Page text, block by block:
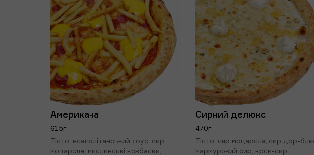
Американа
615г
Тісто, неаполітанський соус, сир
моцарела, мисливські ковбаски,
Сирний делюкс
470г
Тісто, сир моцарела, сир дор-блю,
мармуровий сир, крем-сир,